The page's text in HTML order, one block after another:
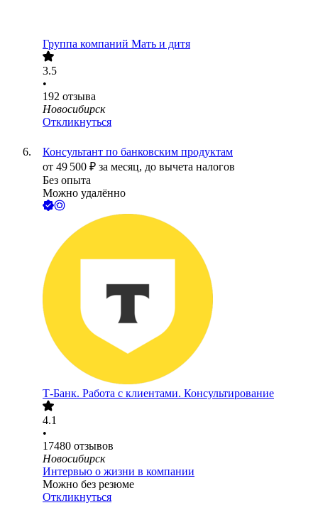
Группа компаний Мать и дитя
3.5
•
192 отзыва
Новосибирск
Откликнуться
Консультант по банковским продуктам
от 49 500 ₽ за месяц, до вычета налогов
Без опыта
Можно удалённо
Т-Банк. Работа с клиентами. Консультирование
4.1
•
17480 отзывов
Новосибирск
Интервью о жизни в компании
Можно без резюме
Откликнуться